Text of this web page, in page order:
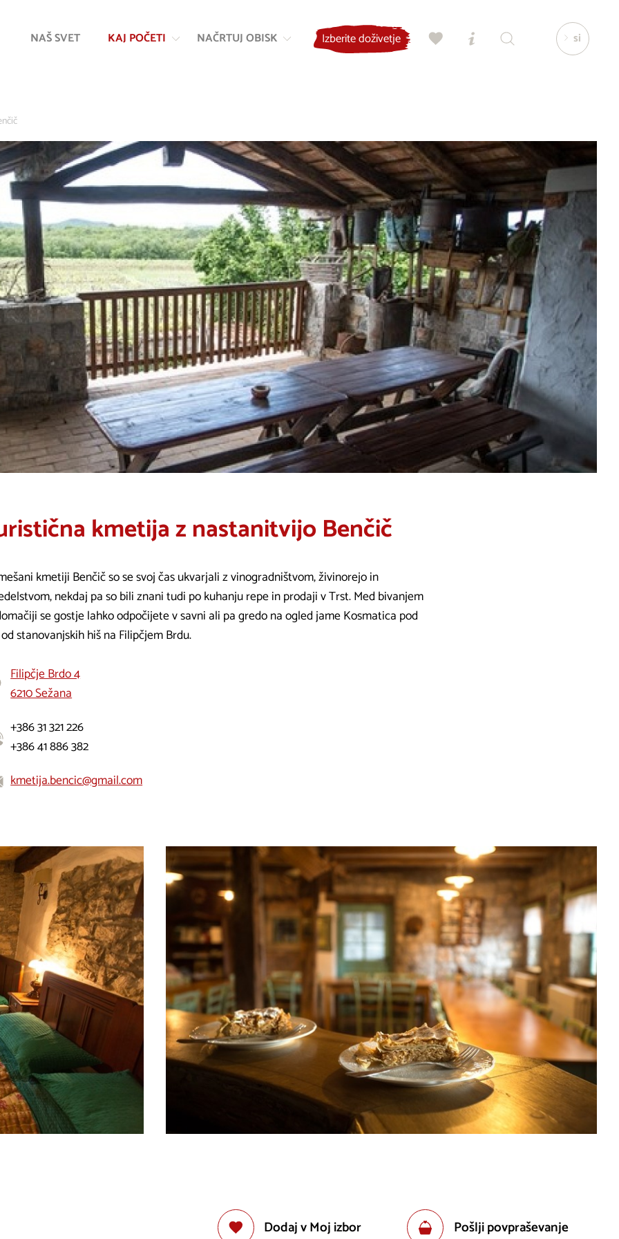
vsebino
NAŠ SVET KAJ POČETI NAČRTUJ OBISK Izberite doživetje si
kmetija z nastanitvijo Benčič
kmetiji Benčič so se svoj čas ukvarjali z vinogradništvom, živinorejo in
nekdaj pa so bili znani tudi po kuhanju repe in prodaji v Trst. Med bivanjem
se gostje lahko odpočijete v savni ali pa gredo na ogled jame Kosmatica pod
stanovanjskih hiš na Filipčjem Brdu.
Filipčje Brdo 4
6210 Sežana
+386 31 321 226
+386 41 886 382
kmetija.bencic@gmail.com
Dodaj v Moj izbor Pošlji povpraševanje